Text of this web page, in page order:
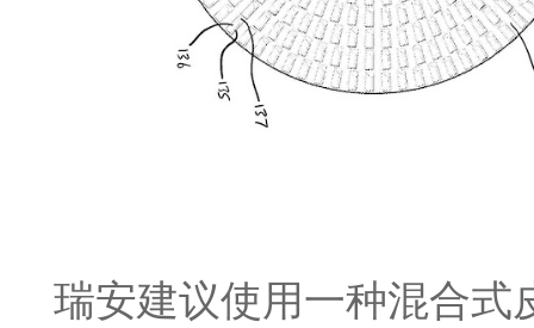
瑞安建议使用一种混合式